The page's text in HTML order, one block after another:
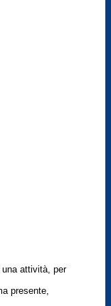
attività, per
presente,